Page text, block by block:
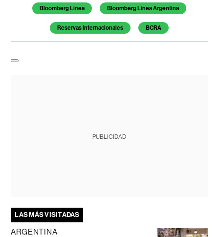
Temas de este artículo
Bloomberg Línea Bloomberg Línea Argentina
Reservas Internacionales BCRA
PUBLICIDAD
LAS MÁS VISITADAS
ARGENTINA